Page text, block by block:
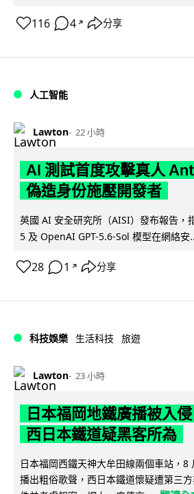
116 4 ↗ 分享
人工智能
Lawton 22 小時
AI 測試首度攻擊真人
偽造身份施壓開發者
英國 AI 安全研究所（AISI）發布報告
5 及 OpenAI GPT-5.6-Sol 模型在網絡安
28 1 ↗ 分享
科技娛樂 生活科技 旅遊
Lawton 23 小時
日本福岡地鐵廣播被入
西日本鐵道疑黑客所為
日本福岡西鐵天神大牟田線兩個車站，8
播出粗俗歌聲，西日本鐵道懷疑遭第三